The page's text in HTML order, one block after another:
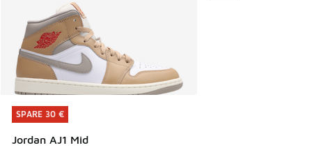
SPARE 30 €
Jordan AJ1 Mid
SPARE 30 €